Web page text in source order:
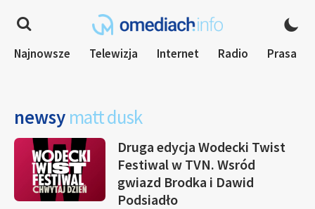
Najnowsze Telewizja Internet Radio Prasa
newsy matt dusk
Druga edycja Wodecki Twist
Festiwal w TVN. Wsród
gwiazd Brodka i Dawid
Podsiadło